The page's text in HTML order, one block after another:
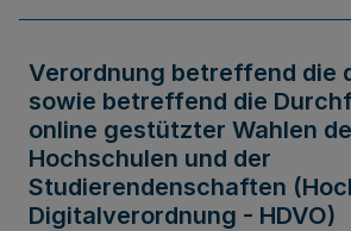
Verordnung betreffend die
sowie betreffend die
online gestützter Wahlen
Hochschulen und der
Studierendenschaften
Digitalverordnung - HDVO)